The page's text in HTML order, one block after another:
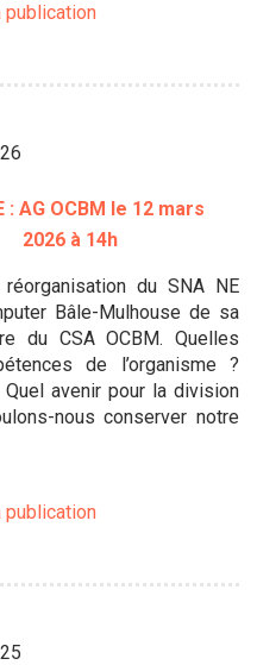
publication
: AG OCBM le 12 mars
2026 à 14h
du SNA NE
Bâle-Mulhouse de sa
du CSA OCBM. Quelles
de l’organisme ?
avenir pour la division
nous conserver notre
publication